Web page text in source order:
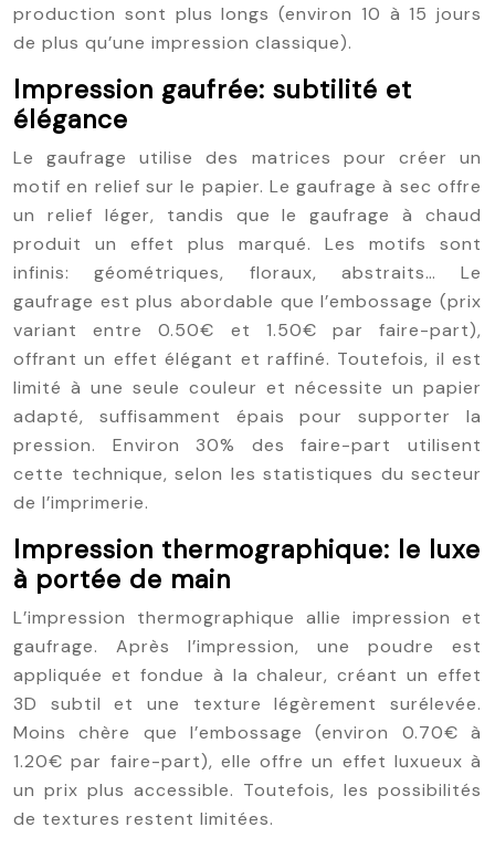
production sont plus longs (environ 10 à 15 jours
de plus qu’une impression classique).
Impression gaufrée: subtilité et
élégance
Le gaufrage utilise des matrices pour créer un
motif en relief sur le papier. Le gaufrage à sec offre
un relief léger, tandis que le gaufrage à chaud
produit un effet plus marqué. Les motifs sont
infinis: géométriques, floraux, abstraits… Le
gaufrage est plus abordable que l’embossage (prix
variant entre 0.50€ et 1.50€ par faire-part),
offrant un effet élégant et raffiné. Toutefois, il est
limité à une seule couleur et nécessite un papier
adapté, suffisamment épais pour supporter la
pression. Environ 30% des faire-part utilisent
cette technique, selon les statistiques du secteur
de l’imprimerie.
Impression thermographique: le luxe
à portée de main
L’impression thermographique allie impression et
gaufrage. Après l’impression, une poudre est
appliquée et fondue à la chaleur, créant un effet
3D subtil et une texture légèrement surélevée.
Moins chère que l’embossage (environ 0.70€ à
1.20€ par faire-part), elle offre un effet luxueux à
un prix plus accessible. Toutefois, les possibilités
de textures restent limitées.